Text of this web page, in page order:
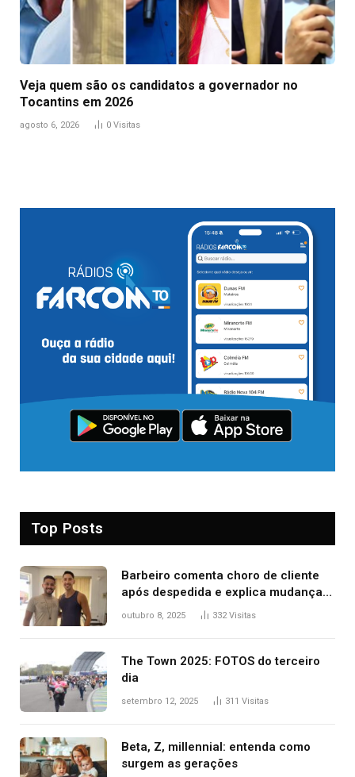
Veja quem são os candidatos a governador no
Tocantins em 2026
agosto 6, 2026 0 Visitas
Top Posts
Barbeiro comenta choro de cliente
após despedida e explica mudança
para o TO: ‘Não esperava atingir
outubro 8, 2025 332Visitas
The Town 2025: FOTOS do terceiro
dia
setembro 12, 2025 311 Visitas
Beta, Z, millennial: entenda como
surgem as gerações